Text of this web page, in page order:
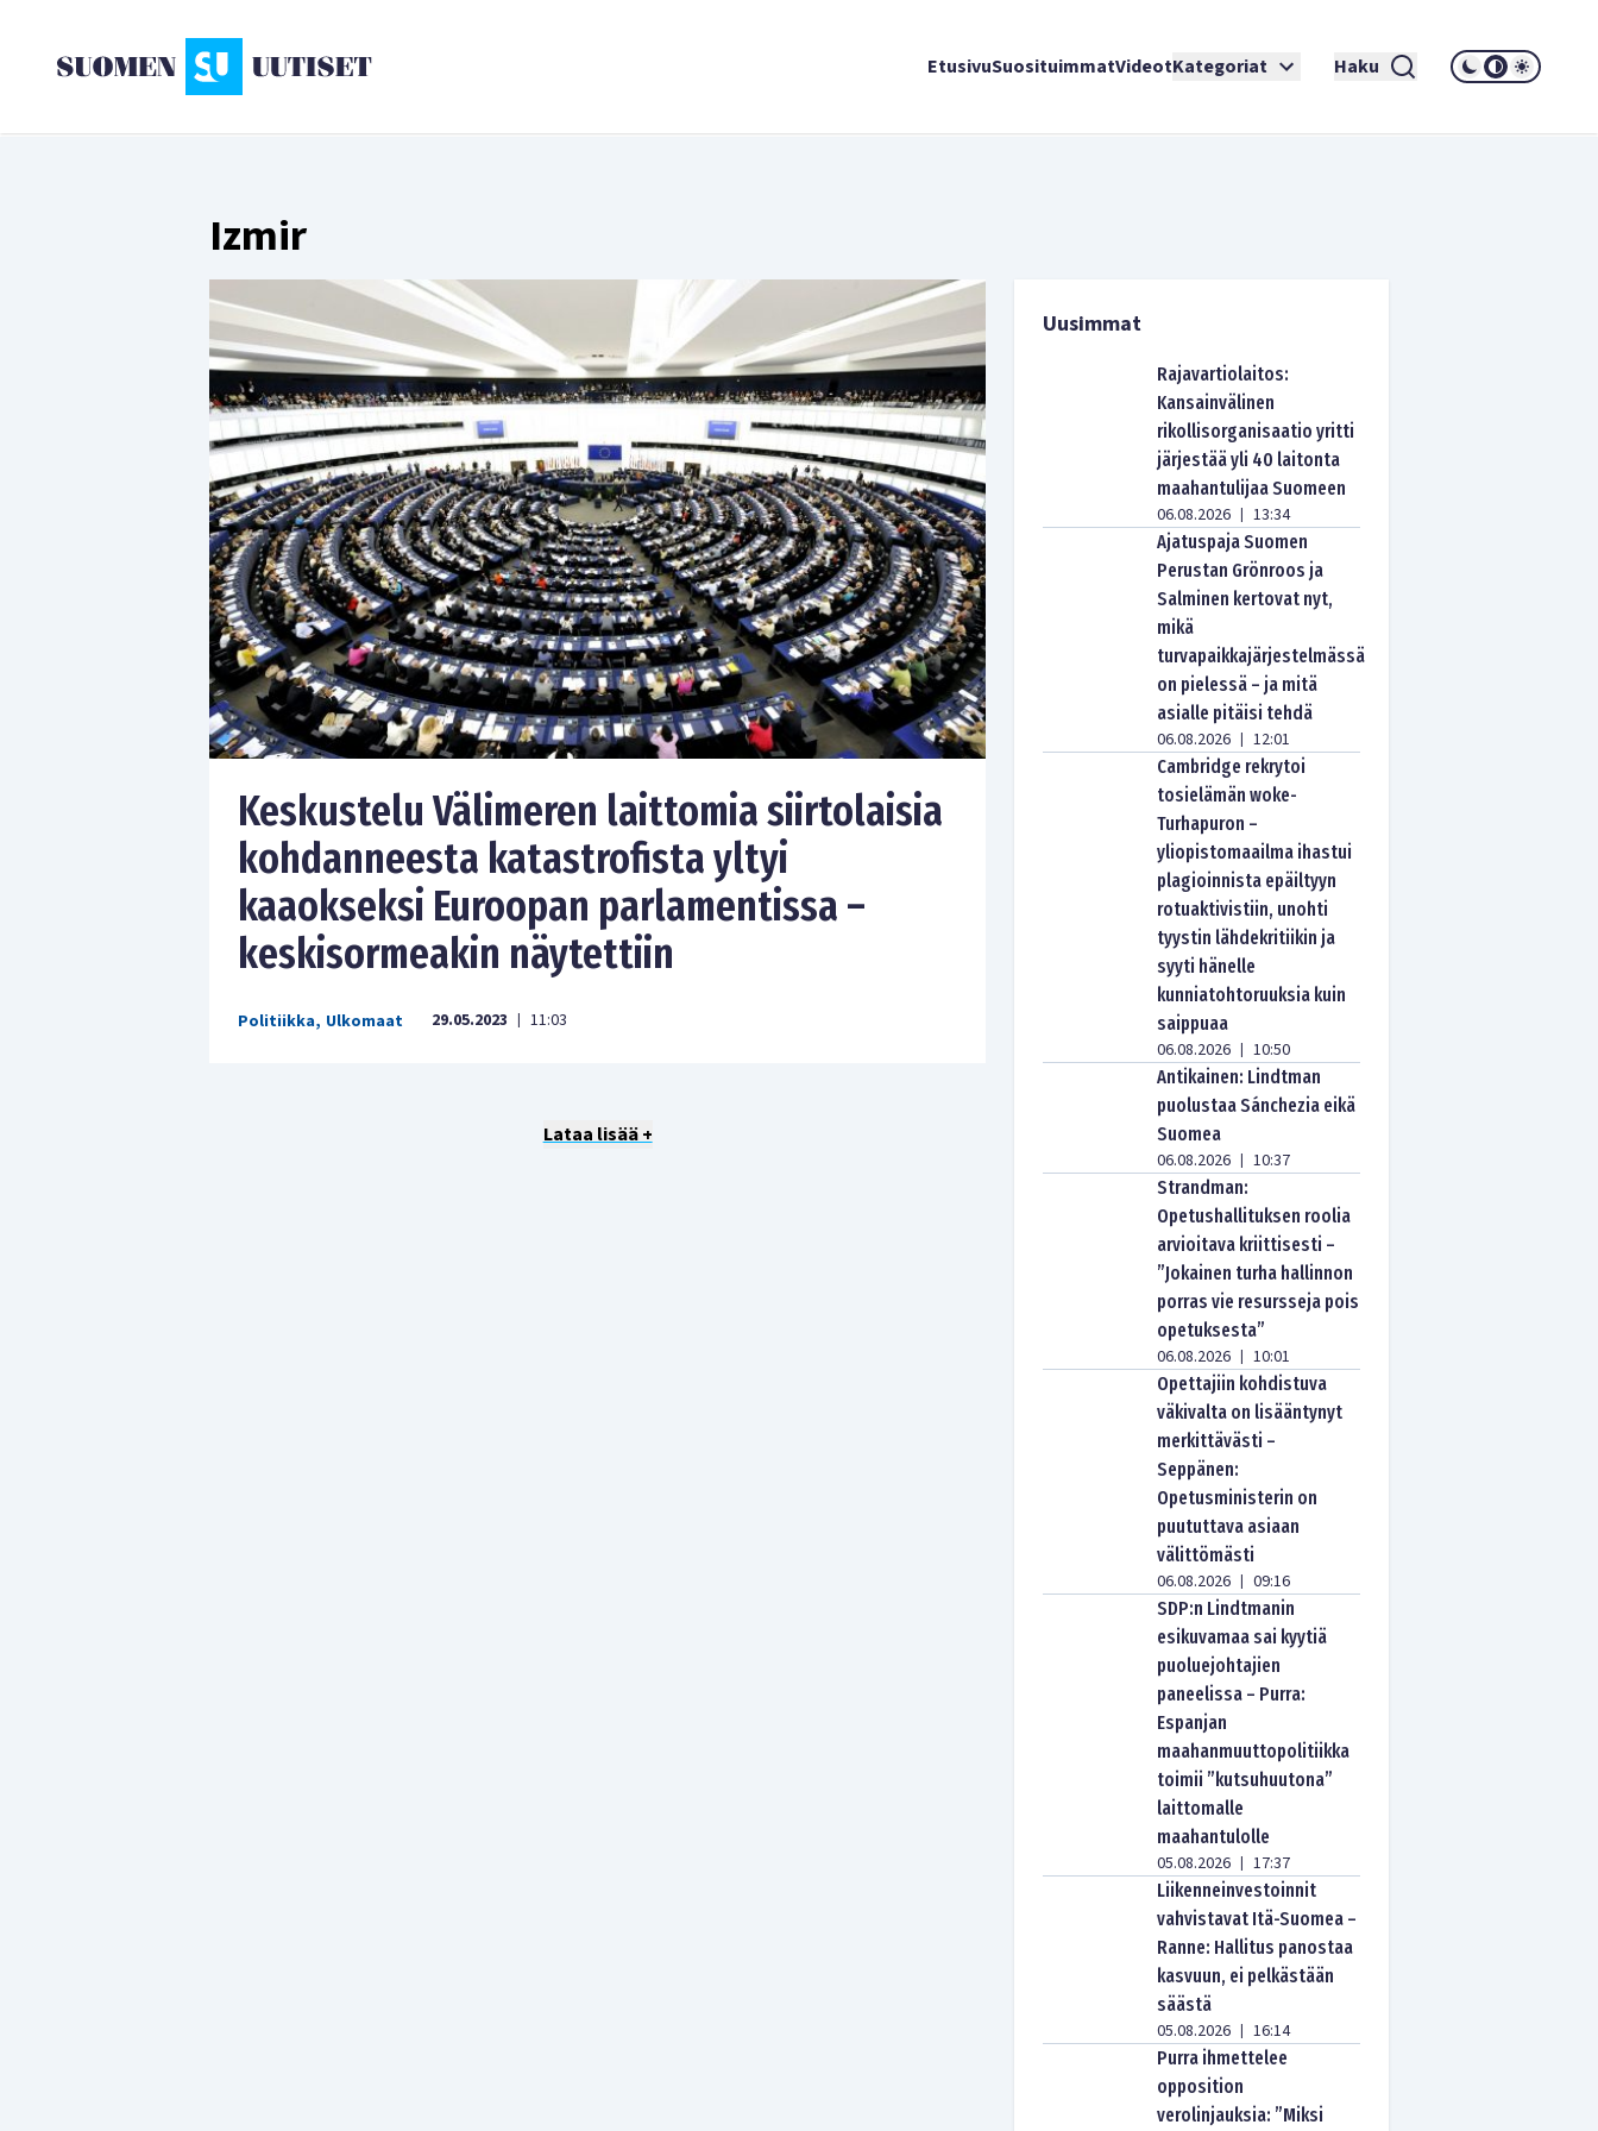
EtusivuSuosituimmatVideotKategoriat Haku
Izmir
Keskustelu Välimeren laittomia siirtolaisia
kohdanneesta katastrofista yltyi
kaaokseksi Euroopan parlamentissa –
keskisormeakin näytettiin
Politiikka, Ulkomaat 29.05.2023 | 11:03
Lataa lisää +
Uusimmat
Rajavartiolaitos:
Kansainvälinen
rikollisorganisaatio yritti
järjestää yli 40 laitonta
maahantulijaa Suomeen
06.08.2026 | 13:34
Ajatuspaja Suomen
Perustan Grönroos ja
Salminen kertovat nyt,
mikä
turvapaikkajärjestelmässä
on pielessä – ja mitä
asialle pitäisi tehdä
06.08.2026 | 12:01
Cambridge rekrytoi
tosielämän woke-
Turhapuron –
yliopistomaailma ihastui
plagioinnista epäiltyyn
rotuaktivistiin, unohti
tyystin lähdekritiikin ja
syyti hänelle
kunniatohtoruuksia kuin
saippuaa
06.08.2026 | 10:50
Antikainen: Lindtman
puolustaa Sánchezia eikä
Suomea
06.08.2026 | 10:37
Strandman:
Opetushallituksen roolia
arvioitava kriittisesti –
”Jokainen turha hallinnon
porras vie resursseja pois
opetuksesta”
06.08.2026 | 10:01
Opettajiin kohdistuva
väkivalta on lisääntynyt
merkittävästi –
Seppänen:
Opetusministerin on
puututtava asiaan
välittömästi
06.08.2026 | 09:16
SDP:n Lindtmanin
esikuvamaa sai kyytiä
puoluejohtajien
paneelissa – Purra:
Espanjan
maahanmuuttopolitiikka
toimii ”kutsuhuutona”
laittomalle
maahantulolle
05.08.2026 | 17:37
Liikenneinvestoinnit
vahvistavat Itä-Suomea –
Ranne: Hallitus panostaa
kasvuun, ei pelkästään
säästä
05.08.2026 | 16:14
Purra ihmettelee
opposition
verolinjauksia: ”Miksi